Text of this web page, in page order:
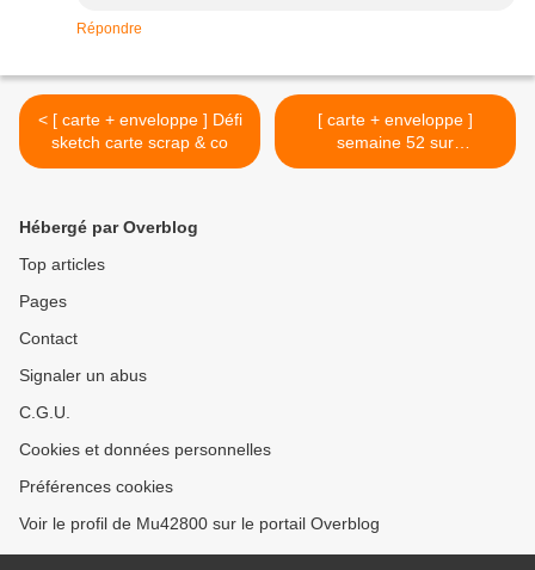
Répondre
< [ carte + enveloppe ] Défi
sketch carte scrap & co
[ carte + enveloppe ]
semaine 52 sur
aubonheurdes cartes >
Hébergé par Overblog
Top articles
Pages
Contact
Signaler un abus
C.G.U.
Cookies et données personnelles
Préférences cookies
Voir le profil de Mu42800 sur le portail Overblog